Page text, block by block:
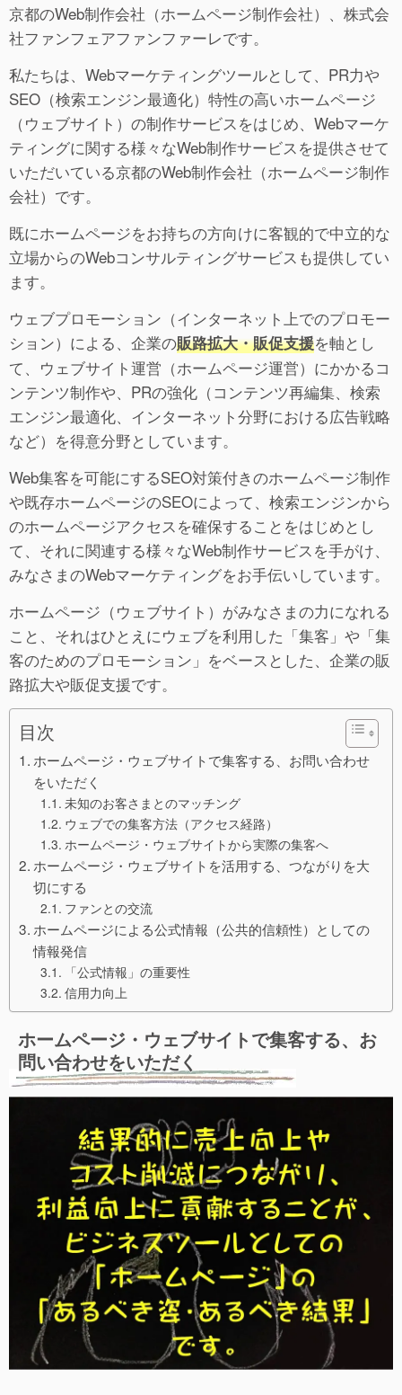
京都のWeb制作会社（ホームページ制作会社）、株式会
社ファンフェアファンファーレです。
私たちは、Webマーケティングツールとして、PR力や
SEO（検索エンジン最適化）特性の高いホームページ
（ウェブサイト）の制作サービスをはじめ、Webマーケ
ティングに関する様々なWeb制作サービスを提供させて
いただいている京都のWeb制作会社（ホームページ制作
会社）です。
既にホームページをお持ちの方向けに客観的で中立的な
立場からのWebコンサルティングサービスも提供してい
ます。
ウェブプロモーション（インターネット上でのプロモー
ション）による、企業の販路拡大・販促支援を軸とし
て、ウェブサイト運営（ホームページ運営）にかかるコ
ンテンツ制作や、PRの強化（コンテンツ再編集、検索
エンジン最適化、インターネット分野における広告戦略
など）を得意分野としています。
Web集客を可能にするSEO対策付きのホームページ制作
や既存ホームページのSEOによって、検索エンジンから
のホームページアクセスを確保することをはじめとし
て、それに関連する様々なWeb制作サービスを手がけ、
みなさまのWebマーケティングをお手伝いしています。
ホームページ（ウェブサイト）がみなさまの力になれる
こと、それはひとえにウェブを利用した「集客」や「集
客のためのプロモーション」をベースとした、企業の販
路拡大や販促支援です。
目次
ホームページ・ウェブサイトで集客する、お問い合わせ
をいただく
未知のお客さまとのマッチング
ウェブでの集客方法（アクセス経路）
ホームページ・ウェブサイトから実際の集客へ
ホームページ・ウェブサイトを活用する、つながりを大
切にする
ファンとの交流
ホームページによる公式情報（公共的信頼性）としての
情報発信
「公式情報」の重要性
信用力向上
ホームページ・ウェブサイトで集客する、お
問い合わせをいただく